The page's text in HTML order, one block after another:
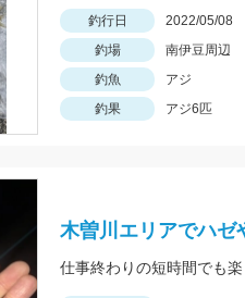
釣行日 2022/05/08
釣場
南伊豆周辺
釣魚
アジ
釣果
アジ6匹
木曽川エリアでハゼ
仕事終わりの短時間でも楽